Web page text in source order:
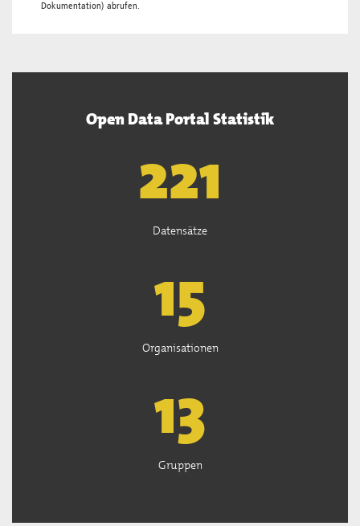
Dokumentation) abrufen.
Open Data Portal Statistik
222
Datensätze
15
Organisationen
13
Gruppen